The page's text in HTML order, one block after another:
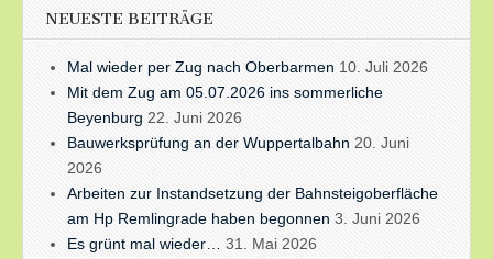
NEUESTE BEITRÄGE
Mal wieder per Zug nach Oberbarmen 10. Juli 2026
Mit dem Zug am 05.07.2026 ins sommerliche
Beyenburg 22. Juni 2026
Bauwerksprüfung an der Wuppertalbahn 20. Juni
2026
Arbeiten zur Instandsetzung der Bahnsteigoberfläche
am Hp Remlingrade haben begonnen 3. Juni 2026
Es grünt mal wieder…
31. Mai 2026